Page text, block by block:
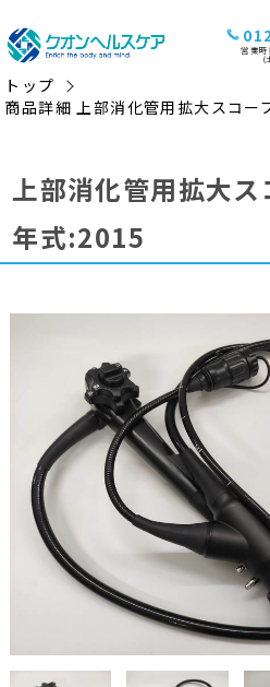
営業
(
トップ
商品詳細 上部消化管用拡大スコ
上部消化管用拡大ス
年式:2015